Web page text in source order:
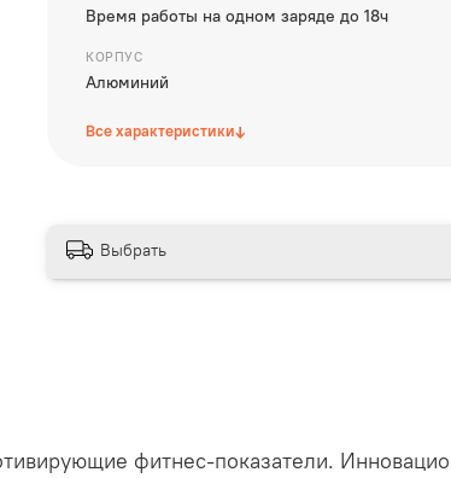
Время работы на одном заряде до 18ч
КОРПУС
Алюминий
Все характеристики↓
Выбрать
фитнес-показатели.